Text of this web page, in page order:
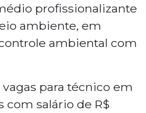
profissionalizante
ambiente, em
ambiental com
para técnico em
com salário de R$